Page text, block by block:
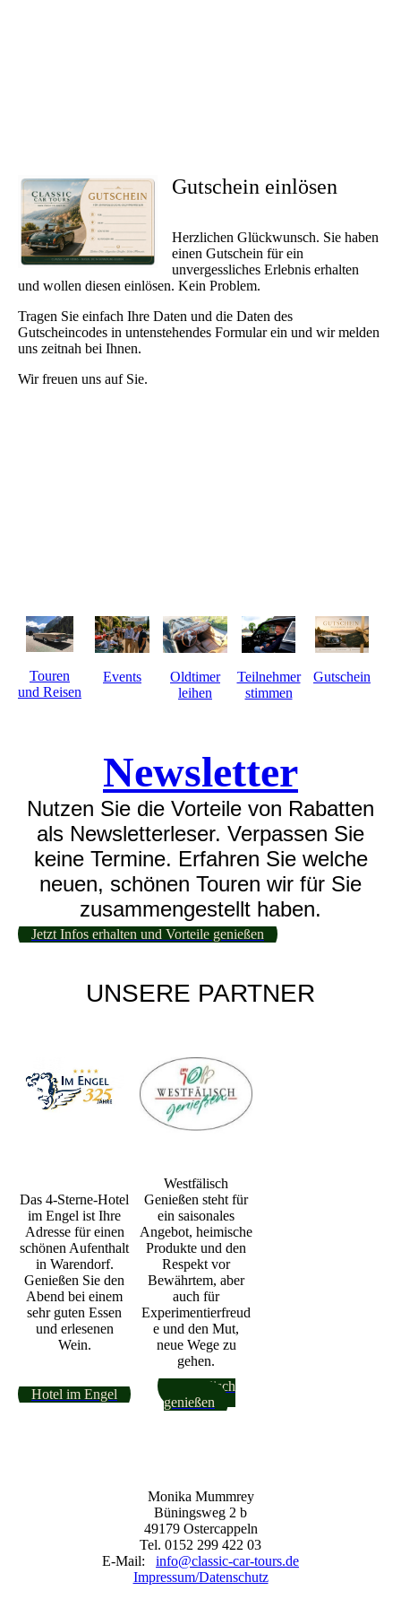
Gutschein einlösen
Herzlichen Glückwunsch. Sie haben
einen Gutschein für ein
unvergessliches Erlebnis erhalten
und wollen diesen einlösen. Kein Problem.
Tragen Sie einfach Ihre Daten und die Daten des
Gutscheincodes in untenstehendes Formular ein und wir melden
uns zeitnah bei Ihnen.
Wir freuen uns auf Sie.
Touren
und Reisen
Events
Oldtimer
leihen
Teilnehmer
stimmen
Gutschein
Newsletter
Nutzen Sie die Vorteile von Rabatten
als Newsletterleser. Verpassen Sie
keine Termine. Erfahren Sie welche
neuen, schönen Touren wir für Sie
zusammengestellt haben.
Jetzt Infos erhalten und Vorteile genießen
UNSERE PARTNER
Das 4-Sterne-Hotel
im Engel ist Ihre
Adresse für einen
schönen Aufenthalt
in Warendorf.
Genießen Sie den
Abend bei einem
sehr guten Essen
und erlesenen
Wein.
Westfälisch
Genießen steht für
ein saisonales
Angebot, heimische
Produkte und den
Respekt vor
Bewährtem, aber
auch für
Experimentierfreud
e und den Mut,
neue Wege zu
gehen.
Hotel im Engel
Westfälisch
genießen
Monika Mummrey
Büningsweg 2 b
49179 Ostercappeln
Tel. 0152 299 422 03
E-Mail: info@classic-car-tours.de
Impressum/Datenschutz